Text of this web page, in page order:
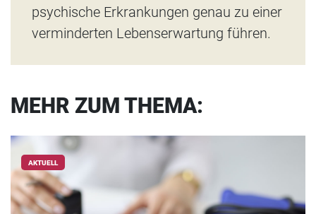
psychische Erkrankungen genau zu einer
verminderten Lebenserwartung führen.
MEHR ZUM THEMA:
AKTUELL